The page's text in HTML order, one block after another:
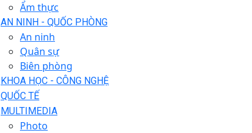
Ẩm thực
AN NINH - QUỐC PHÒNG
An ninh
Quân sự
Biên phòng
KHOA HỌC - CÔNG NGHỆ
QUỐC TẾ
MULTIMEDIA
Photo